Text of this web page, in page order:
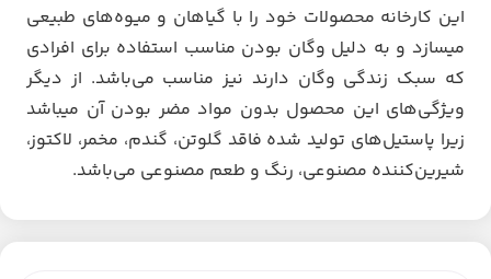
این کارخانه محصولات خود را با گیاهان و میوه‌های طبیعی
میسازد و به دلیل وگان بودن مناسب استفاده برای افرادی
که سبک زندگی وگان دارند نیز مناسب می‌باشد. از دیگر
ویژگی‌های این محصول بدون مواد مضر بودن آن میباشد
زیرا پاستیل‌های تولید شده فاقد گلوتن، گندم، مخمر، لاکتوز،
شیرین‌کننده مصنوعی، رنگ و طعم مصنوعی می‌باشد.